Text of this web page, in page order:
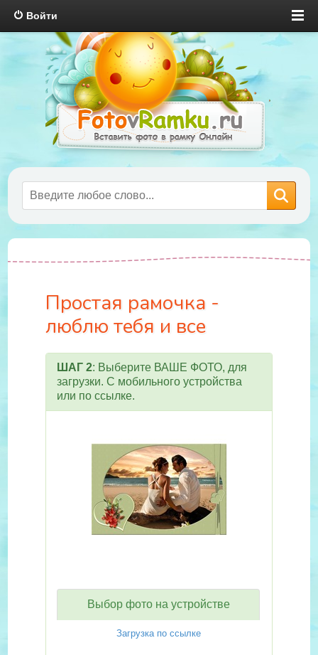
Войти
Простая рамочка -
люблю тебя и все
ШАГ 2: Выберите ВАШЕ ФОТО, для
загрузки. С мобильного устройства
или по ссылке.
Выбор фото на устройстве
Загрузка по ссылке